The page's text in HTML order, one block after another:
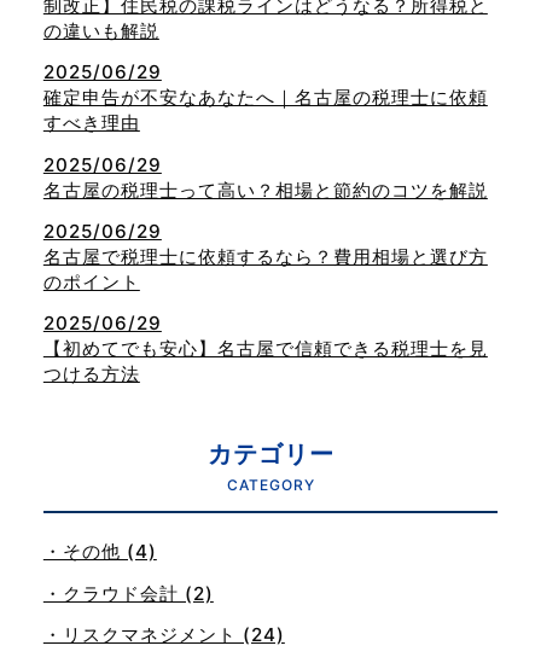
制改正】住民税の課税ラインはどうなる？所得税と
の違いも解説
2025/06/29
確定申告が不安なあなたへ｜名古屋の税理士に依頼
すべき理由
2025/06/29
名古屋の税理士って高い？相場と節約のコツを解説
2025/06/29
名古屋で税理士に依頼するなら？費用相場と選び方
のポイント
2025/06/29
【初めてでも安心】名古屋で信頼できる税理士を見
つける方法
カテゴリー
CATEGORY
・その他 (4)
・クラウド会計 (2)
・リスクマネジメント (24)